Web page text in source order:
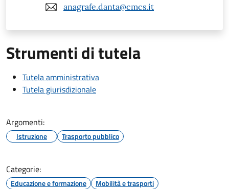
anagrafe.danta@cmcs.it
Strumenti di tutela
Tutela amministrativa
Tutela giurisdizionale
Argomenti:
Istruzione Trasporto pubblico
Categorie:
Educazione e formazione Mobilità e trasporti